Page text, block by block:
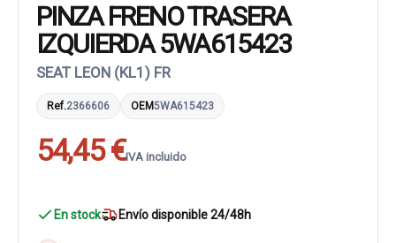
PINZA FRENO TRASERA
IZQUIERDA 5WA615423
SEAT LEON (KL1) FR
Ref.2366606 OEM5WA615423
54,45 €IVA incluido
En stock Envío disponible 24/48h